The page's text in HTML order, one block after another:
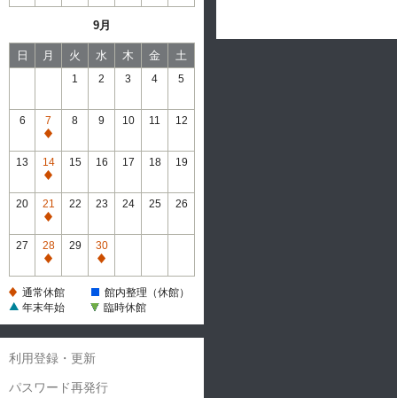
館
館
9月
日 月 火 水 木 金 土
1 2 3 4 5
6
7
通
常
休
館
8 9 10 11 12
13
14
通
常
休
館
15 16 17 18 19
20
21
通
常
休
館
22 23 24 25 26
27
28
通
休
29
30
通
休
通常休館
館内整理（休館）
年末年始
臨時休館
利用登録・更新
パスワード再発行